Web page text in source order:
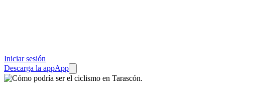
Iniciar sesión
Descarga la appApp